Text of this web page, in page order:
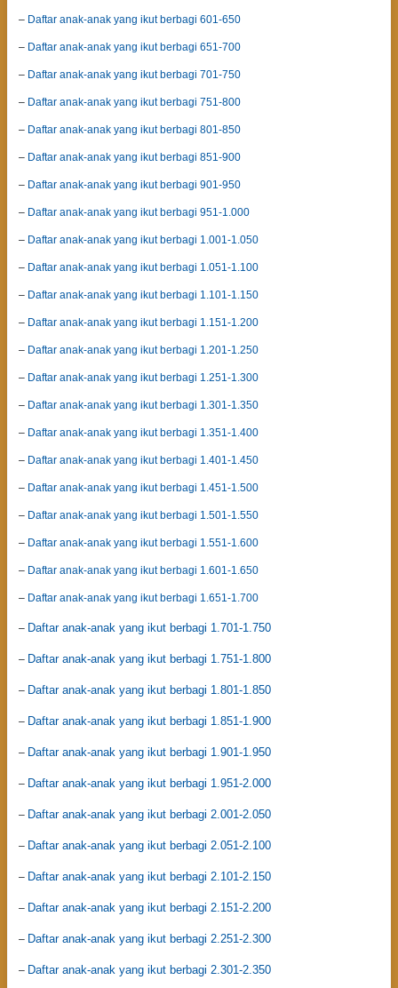
– Daftar anak-anak yang ikut berbagi 601-650
– Daftar anak-anak yang ikut berbagi 651-700
– Daftar anak-anak yang ikut berbagi 701-750
– Daftar anak-anak yang ikut berbagi 751-800
– Daftar anak-anak yang ikut berbagi 801-850
– Daftar anak-anak yang ikut berbagi 851-900
– Daftar anak-anak yang ikut berbagi 901-950
– Daftar anak-anak yang ikut berbagi 951-1.000
– Daftar anak-anak yang ikut berbagi 1.001-1.050
– Daftar anak-anak yang ikut berbagi 1.051-1.100
– Daftar anak-anak yang ikut berbagi 1.101-1.150
– Daftar anak-anak yang ikut berbagi 1.151-1.200
– Daftar anak-anak yang ikut berbagi 1.201-1.250
– Daftar anak-anak yang ikut berbagi 1.251-1.300
– Daftar anak-anak yang ikut berbagi 1.301-1.350
– Daftar anak-anak yang ikut berbagi 1.351-1.400
– Daftar anak-anak yang ikut berbagi 1.401-1.450
– Daftar anak-anak yang ikut berbagi 1.451-1.500
– Daftar anak-anak yang ikut berbagi 1.501-1.550
– Daftar anak-anak yang ikut berbagi 1.551-1.600
– Daftar anak-anak yang ikut berbagi 1.601-1.650
– Daftar anak-anak yang ikut berbagi 1.651-1.700
– Daftar anak-anak yang ikut berbagi 1.701-1.750
– Daftar anak-anak yang ikut berbagi 1.751-1.800
– Daftar anak-anak yang ikut berbagi 1.801-1.850
– Daftar anak-anak yang ikut berbagi 1.851-1.900
– Daftar anak-anak yang ikut berbagi 1.901-1.950
– Daftar anak-anak yang ikut berbagi 1.951-2.000
– Daftar anak-anak yang ikut berbagi 2.001-2.050
– Daftar anak-anak yang ikut berbagi 2.051-2.100
– Daftar anak-anak yang ikut berbagi 2.101-2.150
– Daftar anak-anak yang ikut berbagi 2.151-2.200
– Daftar anak-anak yang ikut berbagi 2.251-2.300
– Daftar anak-anak yang ikut berbagi 2.301-2.350